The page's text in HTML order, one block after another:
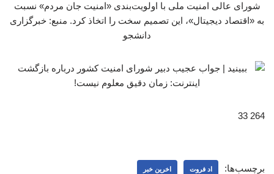
شورای عالی امنیت ملی با اولویت‌بندی «امنیت جان مردم» نسبت
به «اقتصاد دیجیتال»، این تصمیم سخت را اتخاذ کرد. منبع: خبرگزاری
دانشجو
264 33
برچسب‌ها: اد فروت اخرین خبر